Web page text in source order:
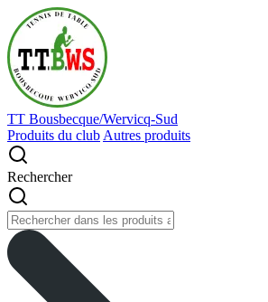
TT Bousbecque/Wervicq-Sud
Produits du club Autres produits
Rechercher